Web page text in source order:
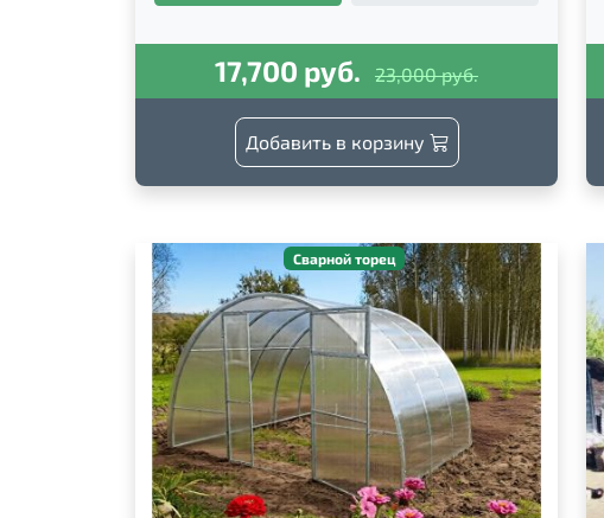
17,700 руб. 23,000 руб.
Добавить в корзину
Сварной торец